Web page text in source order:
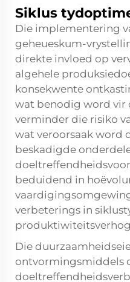
Siklus
Die implementering
geheueskum-
direkte invloed op
algehele
konsekwente
wat benodig word vir
verminder die risiko
wat veroorsaak word
beskadigde
beduidend in
verbeterings in
Die
ontvormingsmiddels